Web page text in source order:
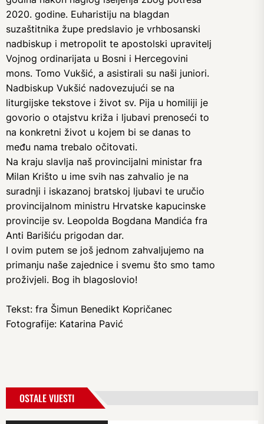
2020. godine. Euharistiju na blagdan
suzaštitnika župe predslavio je vrhbosanski
nadbiskup i metropolit te apostolski upravitelj
Vojnog ordinarijata u Bosni i Hercegovini
mons. Tomo Vukšić, a asistirali su naši juniori.
Nadbiskup Vukšić nadovezujući se na
liturgijske tekstove i život sv. Pija u homiliji je
govorio o otajstvu križa i ljubavi prenoseći to
na konkretni život u kojem bi se danas to
među nama trebalo očitovati.
Na kraju slavlja naš provincijalni ministar fra
Milan Krišto u ime svih nas zahvalio je na
suradnji i iskazanoj bratskoj ljubavi te uručio
provincijalnom ministru Hrvatske kapucinske
provincije sv. Leopolda Bogdana Mandića fra
Anti Barišiću prigodan dar.
I ovim putem se još jednom zahvaljujemo na
primanju naše zajednice i svemu što smo tamo
proživjeli. Bog ih blagoslovio!
Tekst: fra Šimun Benedikt Kopričanec
Fotografije: Katarina Pavić
OSTALE VIJESTI